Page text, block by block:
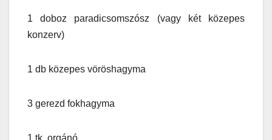
1 doboz paradicsomszósz (vagy két közepes
konzerv)
1 db közepes vöröshagyma
3 gerezd fokhagyma
1 tk. orgánó